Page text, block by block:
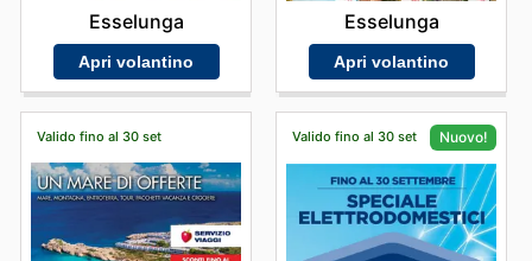
Esselunga
Apri volantino
Esselunga
Apri volantino
Valido fino al 30 set Valido fino al 30 set Nuovo!